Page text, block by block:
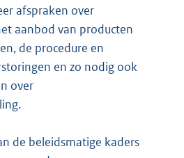
afspraken over
aanbod van producten
de procedure en
en zo nodig ook
over
de beleidsmatige kaders